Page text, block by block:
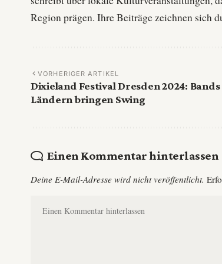
Region prägen. Ihre Beiträge zeichnen sich
VORHERIGER ARTIKEL
Dixieland Festival Dresden 2024: Bands
Ländern bringen Swing
Einen Kommentar hinterlassen
Deine E-Mail-Adresse wird nicht veröffentlicht.